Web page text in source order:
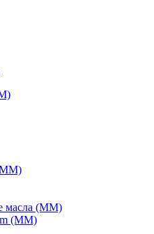
(ММ)
масла (ММ)
(ММ)